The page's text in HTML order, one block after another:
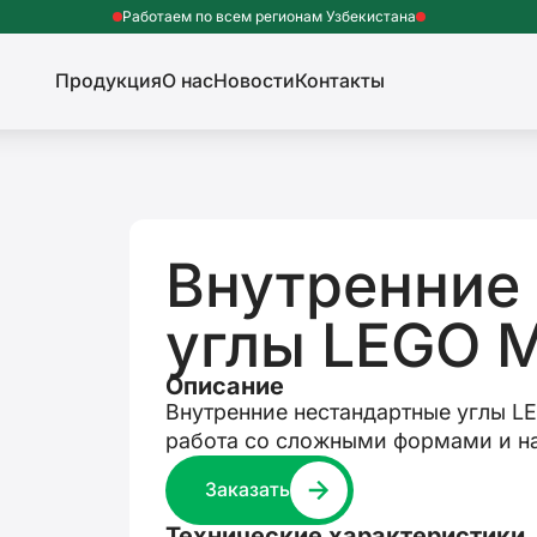
Работаем по всем регионам Узбекистана
ПродукцияО насНовостиКонтакты
углы LEGO
Описание
Внутренние нестандартные углы
работа со сложными формами и
Заказать